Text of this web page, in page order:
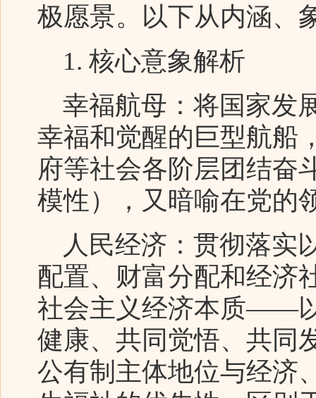
极愿景。以下从内涵、
1. 核心意象解析
幸福航母：将国家发
幸福和觉醒的巨型航船
府等社会各阶层团结奋
模性），又暗喻在党的
人民经济：贯彻落实
配置、财富分配和经济
社会主义经济本质——
健康、共同觉悟、共同
公有制主体地位与经济